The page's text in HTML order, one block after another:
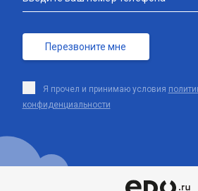
Перезвоните мне
Я прочел и принимаю условия
конфиденциальности